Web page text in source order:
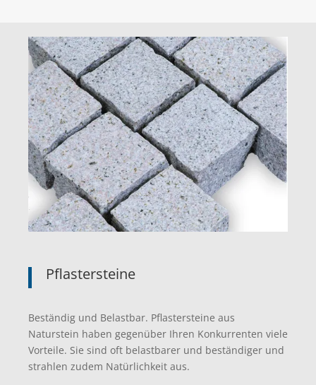
Pflastersteine
Beständig und Belastbar. Pflastersteine aus
Naturstein haben gegenüber Ihren Konkurrenten viele
Vorteile. Sie sind oft belastbarer und beständiger und
strahlen zudem Natürlichkeit aus.